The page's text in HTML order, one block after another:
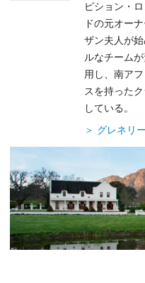
ピション・
ドの元オー
ザン夫人が
ルなチーム
用し、南ア
スを持った
している。
＞ グレネリー